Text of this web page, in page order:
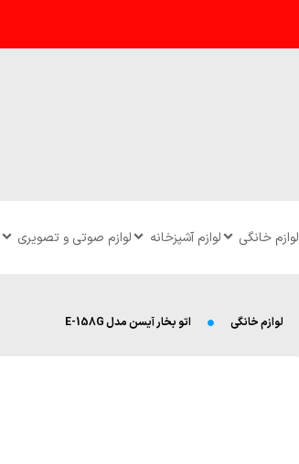
لوازم خانگی لوازم آشپزخانه لوازم صوتی و تصویری
لوازم خانگی اتو بخار آیسن مدل E-158G